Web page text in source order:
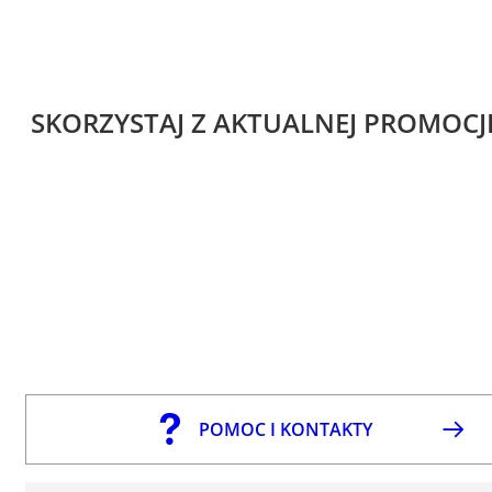
SKORZYSTAJ Z AKTUALNEJ
POMOC I KONTAKTY